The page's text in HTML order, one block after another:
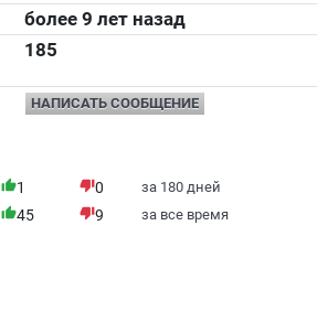
более 9 лет назад
185
НАПИСАТЬ СООБЩЕНИЕ
thumb_up1 thumb_down0 за 180 дней
thumb_up45 thumb_down9 за все время